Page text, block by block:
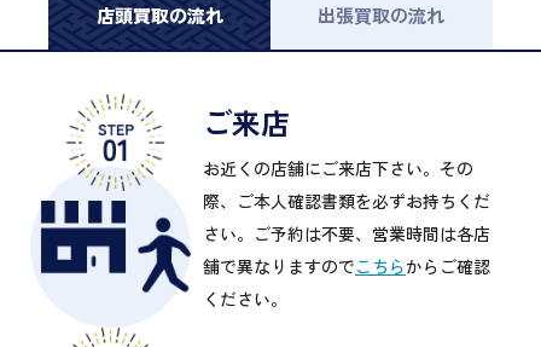
店頭買取の流れ 出張買取の流れ
ご来店
お近くの店舗にご来店下さい。その
際、ご本人確認書類を必ずお持ちくだ
さい。ご予約は不要、営業時間は各店
舗で異なりますのでこちらからご確認
ください。